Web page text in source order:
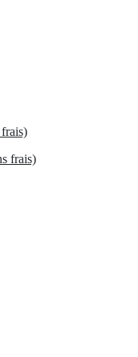
frais)
frais)